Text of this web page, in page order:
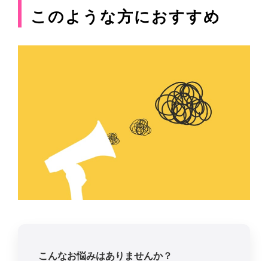
このような方におすすめ
こんなお悩みはありませんか？